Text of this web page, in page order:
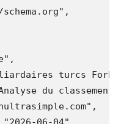
,
,
turcs
du
,